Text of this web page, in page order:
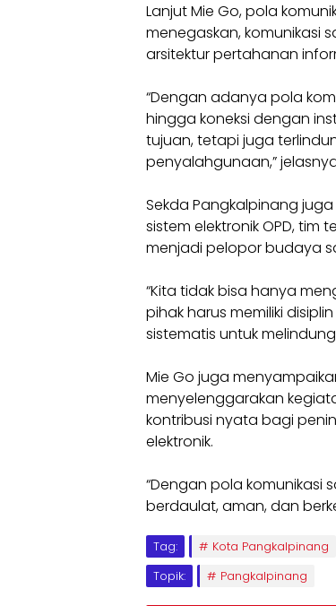
Lanjut Mie Go, pola
menegaskan, komunikasi
arsitektur pertahanan
“Dengan adanya pola
hingga koneksi dengan
tujuan, tetapi juga
penyalahgunaan,”
Sekda Pangkalpinang
sistem elektronik OPD, tim
menjadi pelopor budaya
“Kita tidak bisa hanya
pihak harus memiliki
sistematis untuk
Mie Go juga
menyelenggarakan
kontribusi nyata bagi
elektronik.
“Dengan pola komunikasi
berdaulat, aman, dan
Tag: Kota Pangkalpinang
Topik:
Pangkalpinang